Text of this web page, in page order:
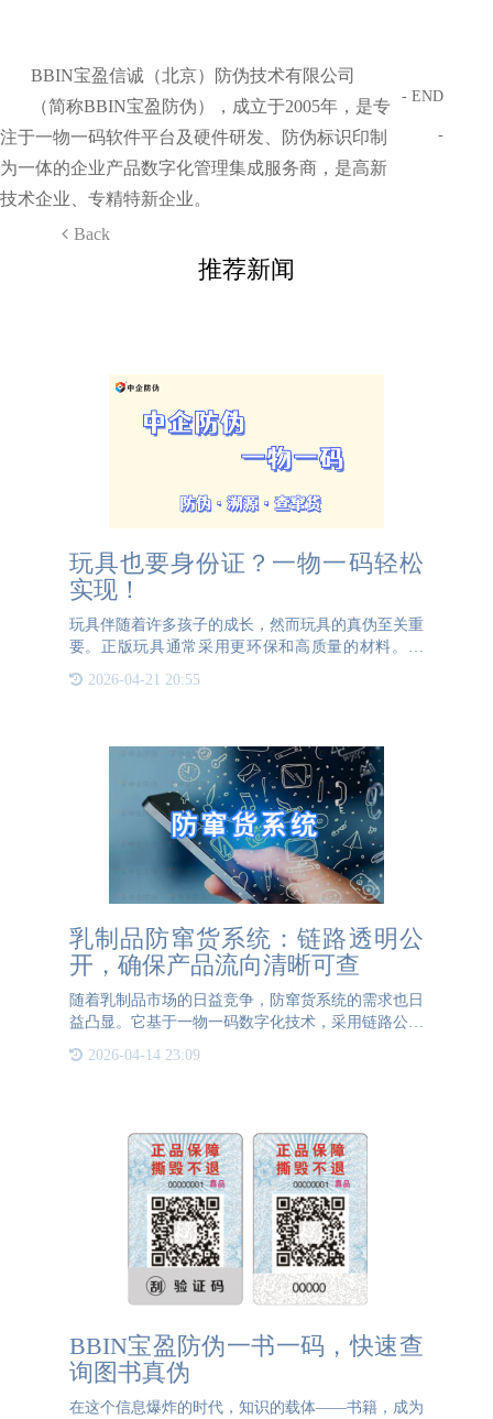
BBIN宝盈信诚（北京）防伪技术有限公司
（简称BBIN宝盈防伪），成立于2005年，是专
注于一物一码软件平台及硬件研发、防伪标识印制
为一体的企业产品数字化管理集成服务商，是高新
技术企业、专精特新企业。
Back
- END
-
推荐新闻
玩具也要身份证？一物一码轻松
实现！
玩具伴随着许多孩子的成长，然而玩具的真伪至关重
要。正版玩具通常采用更环保和高质量的材料。因
此，玩具制造商若想在行业内站稳脚跟，就需要向消
费者宣传其玩具所使用的优质材料，并提供可追溯的
2026-04-21 20:55
乳制品防窜货系统：链路透明公
开，确保产品流向清晰可查
随着乳制品市场的日益竞争，防窜货系统的需求也日
益凸显。它基于一物一码数字化技术，采用链路公开
透明的方式，从而确保窜货产品的流动路径能被清晰
可查，有效防止窜货现象的发生。 一、链路信息透
2026-04-14 23:09
BBIN宝盈防伪一书一码，快速查
询图书真伪
在这个信息爆炸的时代，知识的载体——书籍，成为